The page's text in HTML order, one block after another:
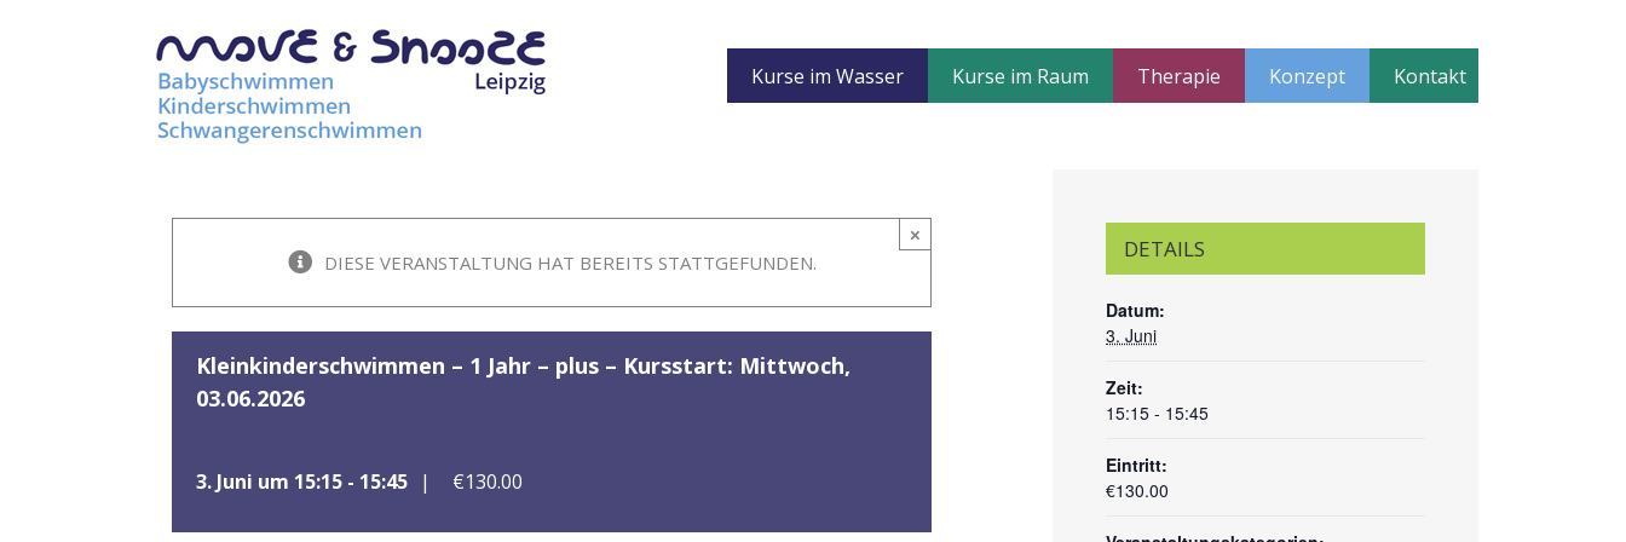
Kurse im Wasser Kurse im Raum Therapie Konzept Kontakt
×
DIESE VERANSTALTUNG HAT BEREITS STATTGEFUNDEN.
Kleinkinderschwimmen – 1 Jahr – plus – Kursstart: Mittwoch,
03.06.2026
3. Juni um 15:15 - 15:45 | €130.00
DETAILS
Datum:
3. Juni
Zeit:
15:15 - 15:45
Eintritt:
€130.00